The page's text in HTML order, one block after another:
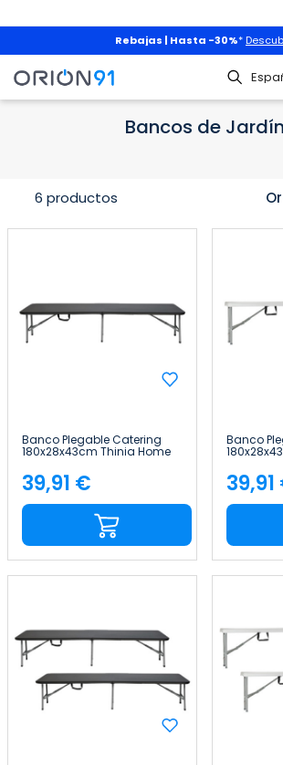
Rebajas | Hasta -30%*
Jardín y Terraza Muebles de Jardín
Bancos de Jardín
6 productos
Banco Plegable Catering
180x28x43cm Thinia Home
Precio
39,91 €
Banco